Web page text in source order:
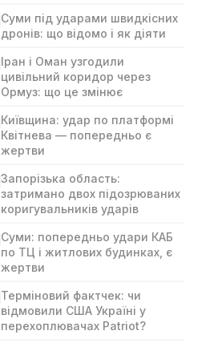
Суми під ударами швидкісних
дронів: що відомо і як діяти
Іран і Оман узгодили
цивільний коридор через
Ормуз: що це змінює
Київщина: удар по платформі
Квітнева — попередньо є
жертви
Запорізька область:
затримано двох підозрюваних
коригувальників ударів
Суми: попередньо удари КАБ
по ТЦ і житлових будинках, є
жертви
Терміновий фактчек: чи
відмовили США Україні у
перехоплювачах Patriot?